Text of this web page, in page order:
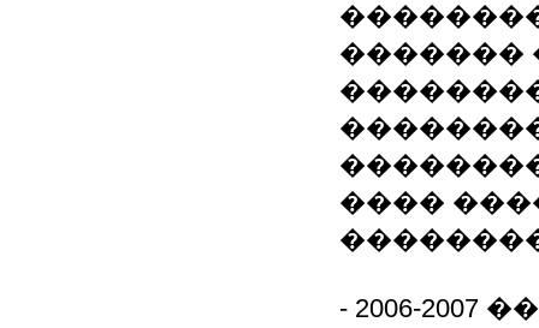
�������
����
- 2006-